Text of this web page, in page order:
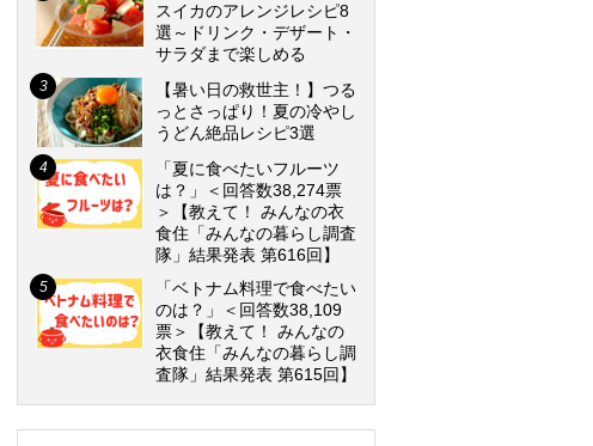
スイカのアレンジレシピ8
選～ドリンク・デザート・
サラダまで楽しめる
【暑い日の救世主！】つる
っとさっぱり！夏の冷やし
うどん絶品レシピ3選
「夏に食べたいフルーツ
は？」＜回答数38,274票
＞【教えて！ みんなの衣
食住「みんなの暮らし調査
隊」結果発表 第616回】
「ベトナム料理で食べたい
のは？」＜回答数38,109
票＞【教えて！ みんなの
衣食住「みんなの暮らし調
査隊」結果発表 第615回】